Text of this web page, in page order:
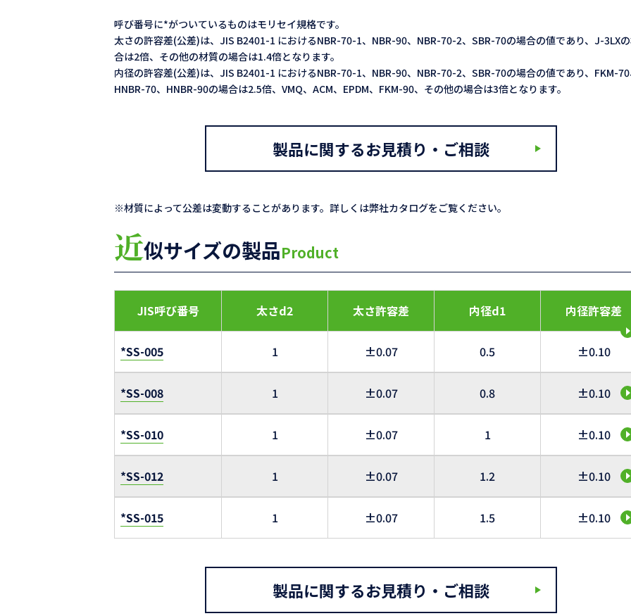
呼び番号に*がついているものはモリセイ規格です。
太さの許容差(公差)は、JIS B2401-1 におけるNBR-70-1、NBR-90、NBR-70-2、SBR-70の場合の値であり、J-3LX
合は2倍、その他の材質の場合は1.4倍となります。
内径の許容差(公差)は、JIS B2401-1 におけるNBR-70-1、NBR-90、NBR-70-2、SBR-70の場合の値であり、FKM-
HNBR-70、HNBR-90の場合は2.5倍、VMQ、ACM、EPDM、FKM-90、その他の場合は3倍となります。
製品に関するお見積り・ご相談
※材質によって公差は変動することがあります。詳しくは弊社カタログをご覧ください。
近似サイズの製品Product
JIS呼び番号 太さd2 太さ許容差 内径d1 内径許容差
*SS-005 1 ±0.07 0.5 ±0.10
*SS-008 1 ±0.07 0.8 ±0.10
*SS-010 1 ±0.07 1 ±0.10
*SS-012 1 ±0.07 1.2 ±0.10
*SS-015 1 ±0.07 1.5 ±0.10
製品に関するお見積り・ご相談